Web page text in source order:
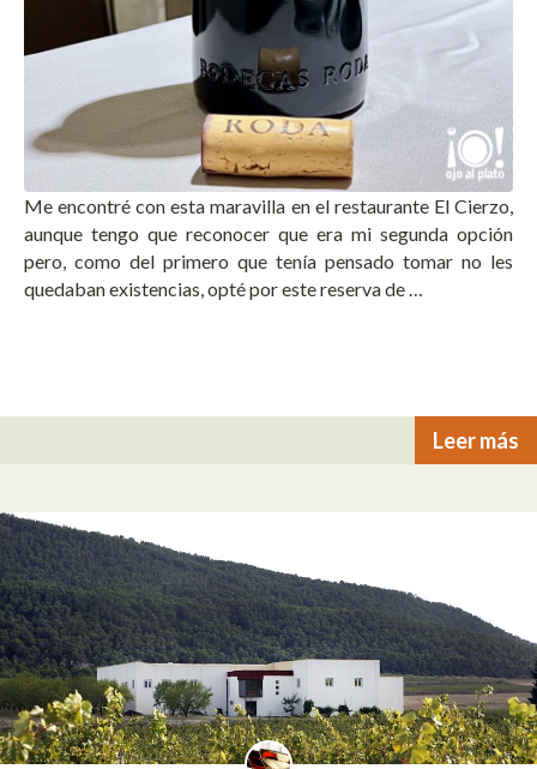
Me encontré con esta maravilla en el restaurante El Cierzo,
aunque tengo que reconocer que era mi segunda opción
pero, como del primero que tenía pensado tomar no les
quedaban existencias, opté por este reserva de …
Leer más